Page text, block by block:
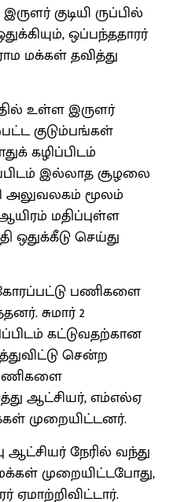
குடியி ருப்பில்
ஒப்பந்ததாரர்
மக்கள் தவித்து
உள்ள இருளர்
குடும்பங்கள்
கழிப்பிடம்
இல்லாத சூழலை
அலுவலகம் மூலம்
மதிப்புள்ள
ஒதுக்கீடு செய்து
பணிகளை
சுமார் 2
கட்டுவதற்கான
சென்ற
ஆட்சியர், எம்எல்ஏ
முறையிட்டனர்.
ஆட்சியர் நேரில் வந்து
மக்கள் முறையிட்டபோது,
ஏமாற்றிவிட்டார்.